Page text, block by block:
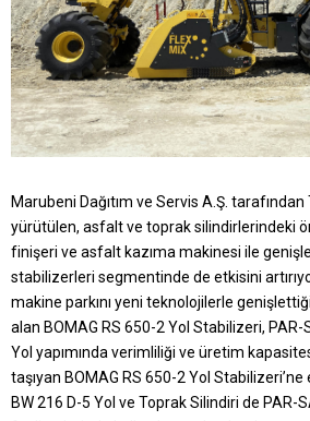
Marubeni Dağıtım ve Servis A.Ş.
yürütülen, asfalt ve toprak silindirlerindeki
finişeri ve asfalt kazıma makinesi ile
stabilizerleri segmentinde de etkisini
makine parkını yeni teknolojilerle
alan BOMAG RS 650-2 Yol Stabilizeri, PAR-
Yol yapımında verimliliği ve üretim
taşıyan BOMAG RS 650-2 Yol
BW 216 D-5 Yol ve Toprak Silindiri de PAR-